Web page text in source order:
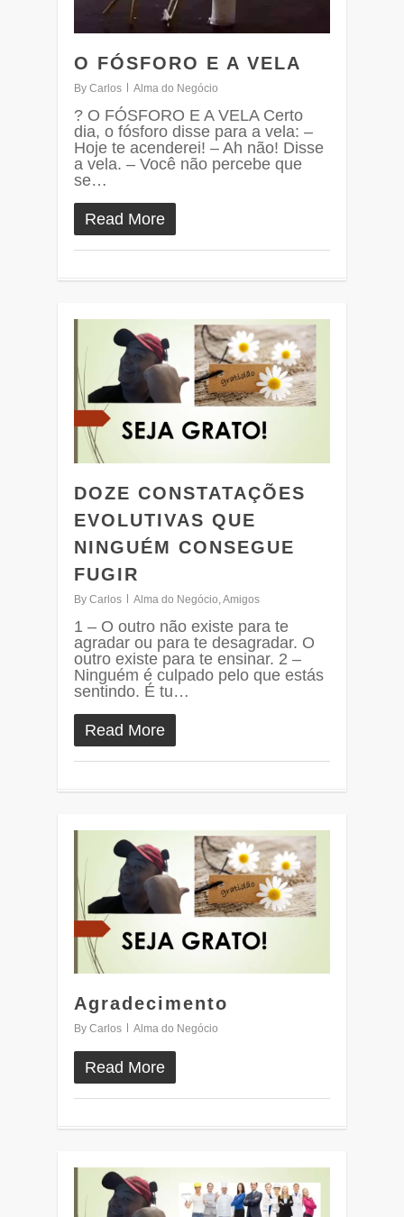
O FÓSFORO E A VELA
By Carlos Alma do Negócio
? O FÓSFORO E A VELA Certo
dia, o fósforo disse para a vela: –
Hoje te acenderei! – Ah não! Disse
a vela. – Você não percebe que
se…
Read More
DOZE CONSTATAÇÕES
EVOLUTIVAS QUE
NINGUÉM CONSEGUE
FUGIR
By Carlos Alma do Negócio Amigos
1 – O outro não existe para te
agradar ou para te desagradar. O
outro existe para te ensinar. 2 –
Ninguém é culpado pelo que estás
sentindo. É tu…
Read More
0
Agradecimento
By Carlos Alma do Negócio
Read More
0